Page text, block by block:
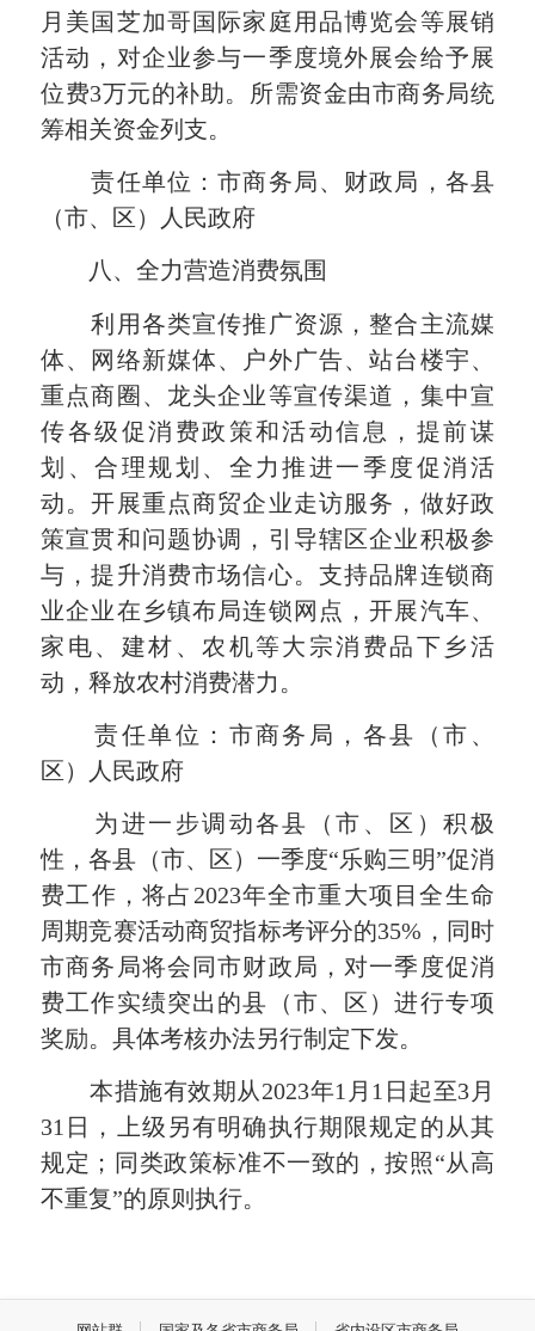
月美国芝加哥国际家庭用品博览会等展销
活动，对企业参与一季度境外展会给予展
位费3万元的补助。所需资金由市商务局统
筹相关资金列支。
责任单位：市商务局、财政局，各县
（市、区）人民政府
八、全力营造消费氛围
利用各类宣传推广资源，整合主流媒
体、网络新媒体、户外广告、站台楼宇、
重点商圈、龙头企业等宣传渠道，集中宣
传各级促消费政策和活动信息，提前谋
划、合理规划、全力推进一季度促消活
动。开展重点商贸企业走访服务，做好政
策宣贯和问题协调，引导辖区企业积极参
与，提升消费市场信心。支持品牌连锁商
业企业在乡镇布局连锁网点，开展汽车、
家电、建材、农机等大宗消费品下乡活
动，释放农村消费潜力。
责任单位：市商务局，各县（市、
区）人民政府
为进一步调动各县（市、区）积极
性，各县（市、区）一季度“乐购三明”促消
费工作，将占2023年全市重大项目全生命
周期竞赛活动商贸指标考评分的35%，同时
市商务局将会同市财政局，对一季度促消
费工作实绩突出的县（市、区）进行专项
奖励。具体考核办法另行制定下发。
本措施有效期从2023年1月1日起至3月
31日，上级另有明确执行期限规定的从其
规定；同类政策标准不一致的，按照“从高
不重复”的原则执行。